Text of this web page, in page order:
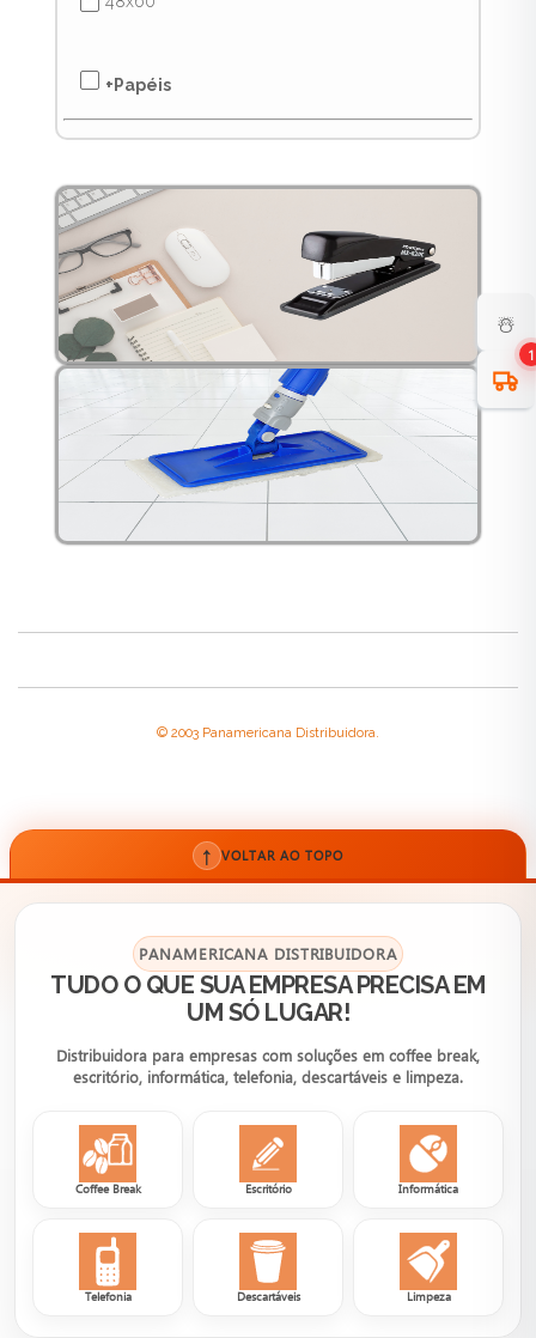
+Papéis
☃️
1
© 2003 Panamericana Distribuidora.
↑ VOLTAR AO TOPO
PANAMERICANA DISTRIBUIDORA
TUDO O QUE SUA EMPRESA PRECISA EM
UM SÓ LUGAR!
Distribuidora para empresas com soluções em coffee break,
escritório, informática, telefonia, descartáveis e limpeza.
Coffee Break Escritório Informática
Telefonia Descartáveis Limpeza